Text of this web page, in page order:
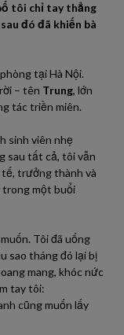
tôi chỉ tay thẳng
đó đã khiến bà
tại Hà Nội.
– tên Trung, lớn
tác triền miên.
sinh viên nhẹ
sau tất cả, tôi vẫn
trưởng thành và
trong một buổi
Tôi đã uống
sao tháng đó lại bị
mang, khóc nức
tay tôi:
cũng muốn lấy